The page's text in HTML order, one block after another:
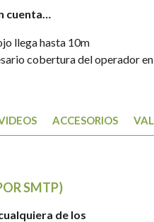
cuenta…
llega hasta 10m
cobertura del operador
ACCESORIOS
SMTP)
de los